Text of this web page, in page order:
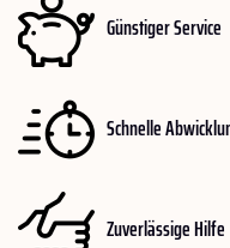
Günstiger Service
Schnelle
Zuverlässige Hilfe